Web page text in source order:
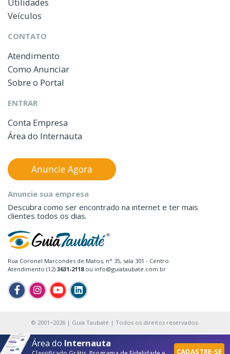
Veículos
CONTATO
Atendimento
Como Anunciar
Sobre o Portal
ENTRAR
Conta Empresa
Área do Internauta
Rua Coronel Marcondes de Matos, n° 35, sala 301 - Centro
Atendimento (12) 3631-2118ou info@guiataubate.com.br
Anuncie sua empresa
Descubra como ser encontrado na internet e ter mais
clientes todos os dias.
Anuncie Agora
© 2001~2026 | Guia Taubaté | Todos os direitos reservados.
Área do Internauta
CADASTRE-SE